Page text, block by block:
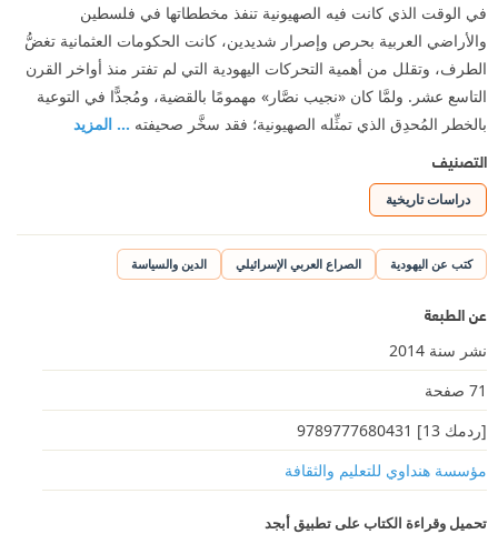
في الوقت الذي كانت فيه الصهيونية تنفذ مخططاتها في فلسطين
والأراضي العربية بحرص وإصرار شديدين، كانت الحكومات العثمانية تغضُّ
الطرف، وتقلل من أهمية التحركات اليهودية التي لم تفتر منذ أواخر القرن
التاسع عشر. ولمَّا كان «نجيب نصَّار» مهمومًا بالقضية، ومُجدًّا في التوعية
بالخطر المُحدِق الذي تمثِّله الصهيونية؛ فقد سخَّر صحيفته ... المزيد
التصنيف
دراسات تاريخية
كتب عن اليهودية الصراع العربي الإسرائيلي الدين والسياسة
عن الطبعة
نشر سنة 2014
71 صفحة
[ردمك 13] 9789777680431
مؤسسة هنداوي للتعليم والثقافة
تحميل وقراءة الكتاب على تطبيق أبجد